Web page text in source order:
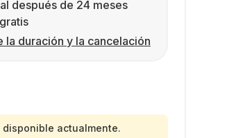
después de 24 meses
la duración y la cancelación
actualmente.